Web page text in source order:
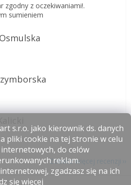
s.r.o. jako kierownik ds. danych
pliki cookie na tej stronie w celu
do celów
reklam.
zgadzasz się na ich
się więcej
zgodny z oczekiwaniami!.
sumieniem
to 5 na 5 gwiazdek.
to 5 na 5 gwiazdek.
to 5 na 5 gwiazdek.
Zobacz więcej recenzji